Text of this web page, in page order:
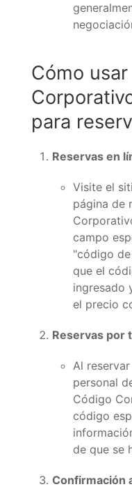
Cómo
para
Reservas en
Visite el
página de
campo
"código
que el
ingresado
el precio
Reservas por
Al
personal
Código
código
de que se
Confirmación